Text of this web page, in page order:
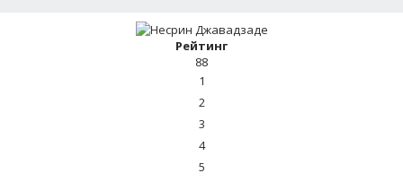
Рейтинг
88
1
2
3
4
5